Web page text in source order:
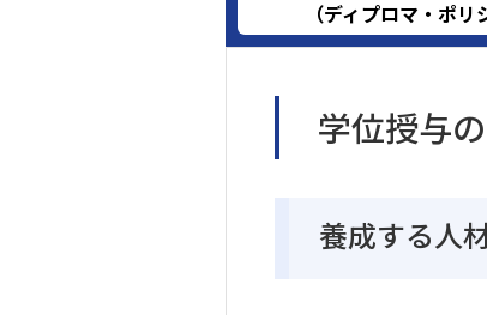
（ディプロマ・ポリ
学位授与
養成する人